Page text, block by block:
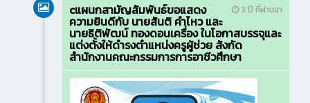
3 ปี ที่ผ่านมา
cแผนกสามัญสัมพันธ์ขอแสดง
ความยินดีกับ นายสันติ คำไหว และ
นายธิติพัฒน์ ทองดอนเครื่อง ในโอกาสบรรจุและ
แต่งตั้งให้ดำรงตำแหน่งครูผู้ช่วย สังกัด
สำนักงานคณะกรรมการการอาชีวศึกษา